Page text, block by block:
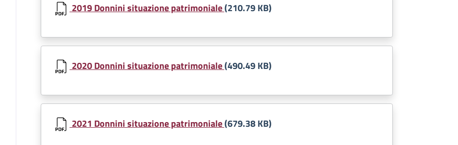
2019 Donnini situazione patrimoniale(210.79 KB)
Document
2020 Donnini situazione patrimoniale(490.49 KB)
Document
2021 Donnini situazione patrimoniale(679.38 KB)